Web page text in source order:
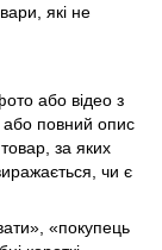
які не
або відео з
або повний опис
за яких
чи є
«покупець